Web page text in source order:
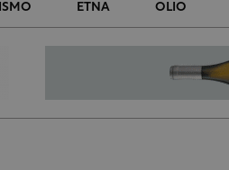
ETNA OLIO